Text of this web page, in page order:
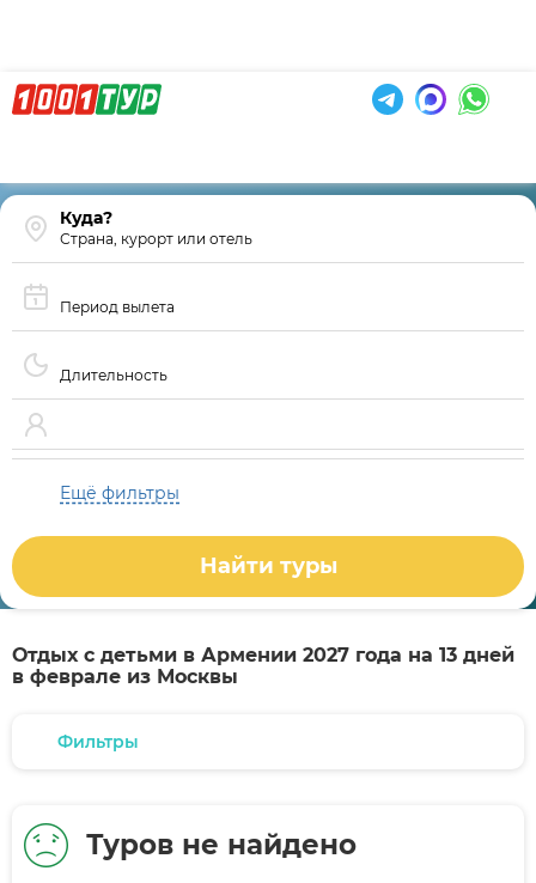
Страна, курорт или отель
Период вылета
Длительность
Ещё фильтры
Найти туры
Отдых с детьми в Армении 2027 года на 13 дней
в феврале из Москвы
Фильтры
Туров не найдено